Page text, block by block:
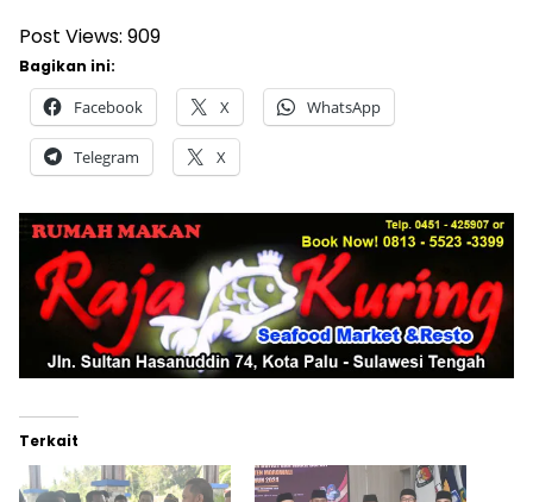
Post Views: 909
Bagikan ini:
Facebook X WhatsApp
Telegram X
Terkait